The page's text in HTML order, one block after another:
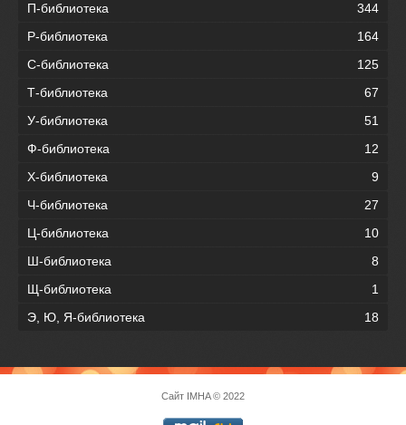
П-библиотека
344
Р-библиотека
164
С-библиотека
125
Т-библиотека
67
У-библиотека
51
Ф-библиотека
12
Х-библиотека
9
Ч-библиотека
27
Ц-библиотека
10
Ш-библиотека
8
Щ-библиотека
1
Э, Ю, Я-библиотека
18
Сайт IMHA© 2022